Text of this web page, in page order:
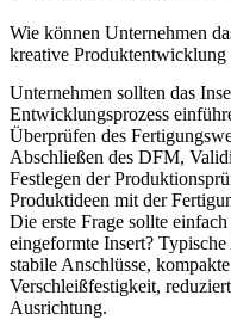
Wie können Unternehmen
kreative Produktentwicklung
Unternehmen sollten das
Entwicklungsprozess
Überprüfen des
Abschließen des DFM,
Festlegen der
Produktideen mit der
Die erste Frage sollte
eingeformte Insert?
stabile Anschlüsse,
Verschleißfestigkeit,
Ausrichtung.